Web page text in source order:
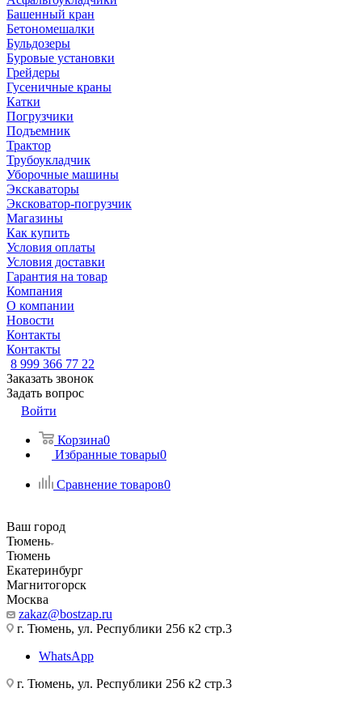
Башенный кран
Бетономешалки
Бульдозеры
Буровые установки
Грейдеры
Гусеничные краны
Катки
Погрузчики
Подъемник
Трактор
Трубоукладчик
Уборочные машины
Экскаваторы
Эксковатор-погрузчик
Магазины
Как купить
Условия оплаты
Условия доставки
Гарантия на товар
Компания
О компании
Новости
Контакты
Контакты
8 999 366 77 22
Заказать звонок
Задать вопрос
Войти
Корзина0
Избранные товары0
Сравнение товаров0
Ваш город
Тюмень
Тюмень
Екатеринбург
Магнитогорск
Москва
zakaz@bostzap.ru
г. Тюмень, ул. Республики 256 к2 стр.3
WhatsApp
г. Тюмень, ул. Республики 256 к2 стр.3